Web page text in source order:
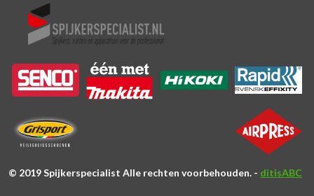
© 2019 Spijkerspecialist Alle rechten voorbehouden. - ditisABC